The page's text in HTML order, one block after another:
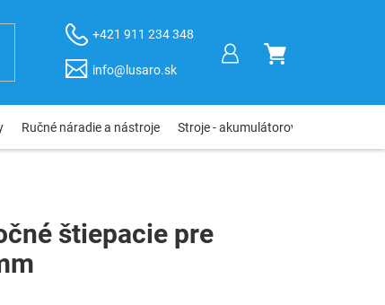
+421 911 234 348
info@lusaro.sk
NÁKUPNÝ
Ručné náradie a nástroje Stroje - akumulátorové, elektro,
štiepacie pre